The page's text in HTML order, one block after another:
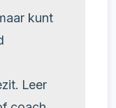
kunt
Leer